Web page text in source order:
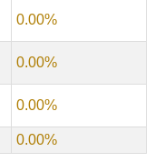
0.00%
0.00%
0.00%
0.00%